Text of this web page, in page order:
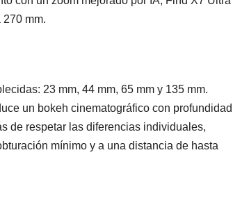
mm.
23 mm, 44 mm, 65 mm y 135 mm.
un bokeh cinematográfico con profundidad
de respetar las diferencias individuales,
mínimo y a una distancia de hasta